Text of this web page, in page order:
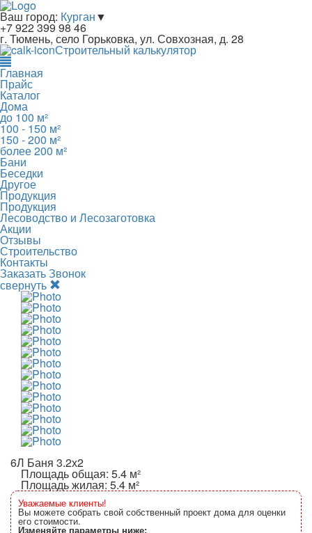
Ваш город: Курган▼
+7 922 399 98 46
г. Тюмень, село Горьковка, ул. Совхозная, д. 28
Строительный калькулятор
Главная
Прайс
Каталог
Дома
до 100 м²
100 - 150 м²
150 - 200 м²
более 200 м²
Бани
Беседки
Другое
Продукция
Продукция
Лесоводство и Лесозаготовка
Акции
Отзывы
Строительство
Контакты
Заказать Звонок
свернуть
6Л Баня 3.2х2
Площадь общая: 5.4 м²
Площадь жилая: 5.4 м²
Уважаемые клиенты!
Вы можете собрать свой собственный проект дома для оценки
его стоимости.
Изменяйте параметры ниже: